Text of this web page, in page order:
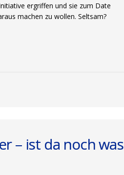
ergriffen und sie zum Date
machen zu wollen. Seltsam?
– ist da noch was